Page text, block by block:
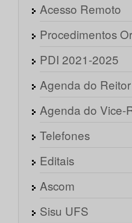
Acesso Remoto
Procedimentos
PDI 2021-2025
Agenda do Reitor
Agenda do Vice-
Telefones
Editais
Ascom
Sisu UFS